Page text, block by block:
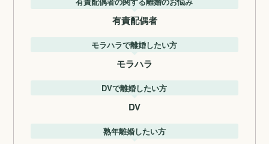
有責配偶者
モラハラで離婚したい方
モラハラ
DVで離婚したい方
DV
熟年離婚したい方